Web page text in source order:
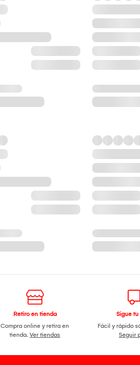
Retiro en tienda
Compra online y retira en
tienda.Ver tiendas
Sigue
Fácil y rápido
Seguir